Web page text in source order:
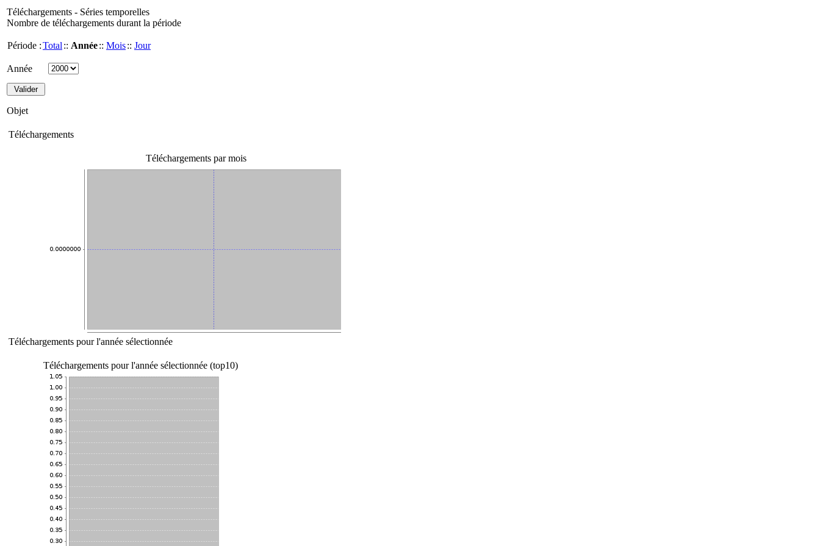
Téléchargements - Séries temporelles
Nombre de téléchargements durant la période
Période :Total :: Année:: Mois:: Jour
Année
Objet
Téléchargements
Téléchargements par mois
Téléchargements pour l'année sélectionnée
Téléchargements pour l'année sélectionnée (top10)